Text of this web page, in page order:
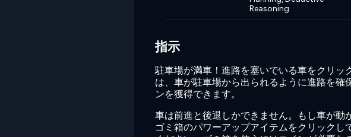
Reasoning
指示
駐車場が満車！進路を塞いでいる車をクリ
は、車が駐車場から出られるように進路を
ンを獲得できます。
車は前進と後退しかできません。もし車が
ゴミ箱のパワーアップアイテムをクリック